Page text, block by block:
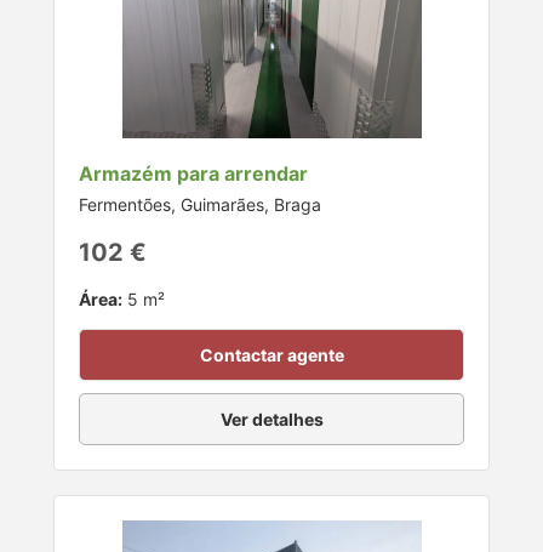
Armazém para arrendar
Fermentões, Guimarães, Braga
102 €
Área: 5 m²
Contactar agente
Ver detalhes